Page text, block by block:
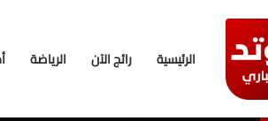
الرئيسية رائج الآن الرياضة